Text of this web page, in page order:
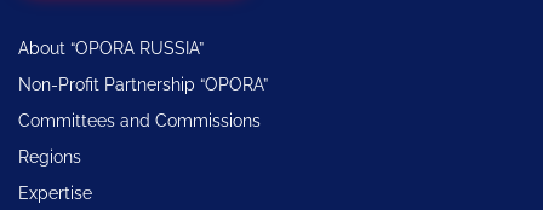
About “OPORA RUSSIA”
Non-Profit Partnership “OPORA”
Committees and Commissions
Regions
Expertise